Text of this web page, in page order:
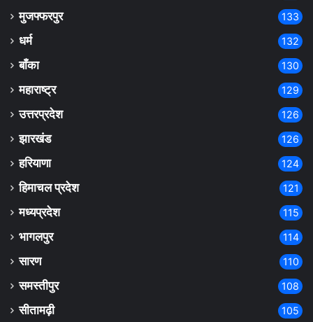
मुजफ्फरपुर 133
धर्म 132
बाँका 130
महाराष्ट्र 129
उत्तरप्रदेश 126
झारखंड 126
हरियाणा 124
हिमाचल प्रदेश 121
मध्यप्रदेश 115
भागलपुर 114
सारण 110
समस्तीपुर 108
सीतामढ़ी 105